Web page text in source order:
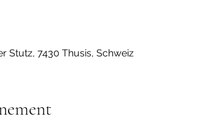
Stutz, 7430 Thusis, Schweiz